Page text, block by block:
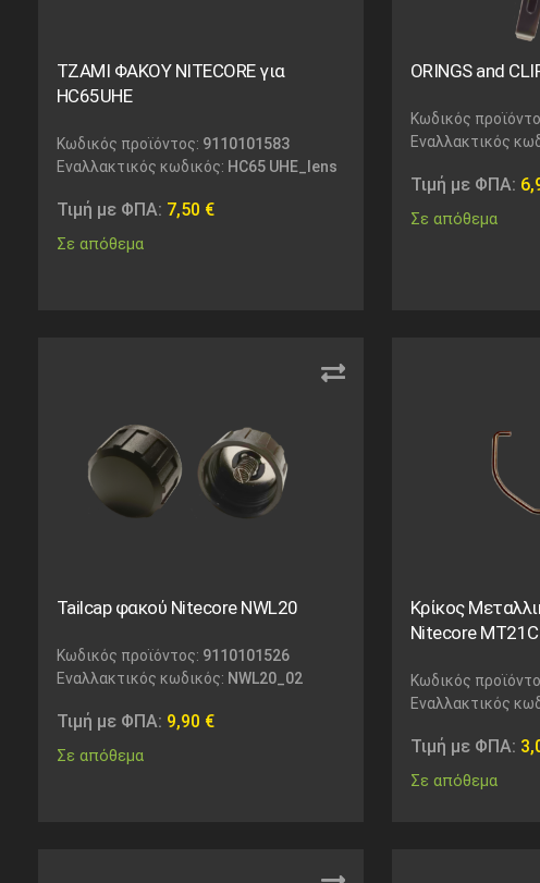
ΤΖΑΜΙ ΦΑΚΟΥ NITECORE για
HC65UHE
Κωδικός προϊόντος: 9110101583
Εναλλακτικός κωδικός: HC65 UHE_lens
Τιμή με ΦΠΑ: 7,50 €
Σε απόθεμα
ORINGS and
Κωδικός
Εναλλακτικός
Τιμή με ΦΠΑ:
Σε απόθεμα
Tailcap φακού Nitecore NWL20
Κωδικός προϊόντος: 9110101526
Εναλλακτικός κωδικός: NWL20_02
Τιμή με ΦΠΑ: 9,90 €
Σε απόθεμα
Κρίκος
Nitecore MT21C
Κωδικός
Εναλλακτικός
Τιμή με ΦΠΑ:
Σε απόθεμα